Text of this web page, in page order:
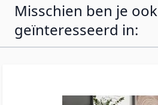
Misschien ben je ook
geïnteresseerd in: